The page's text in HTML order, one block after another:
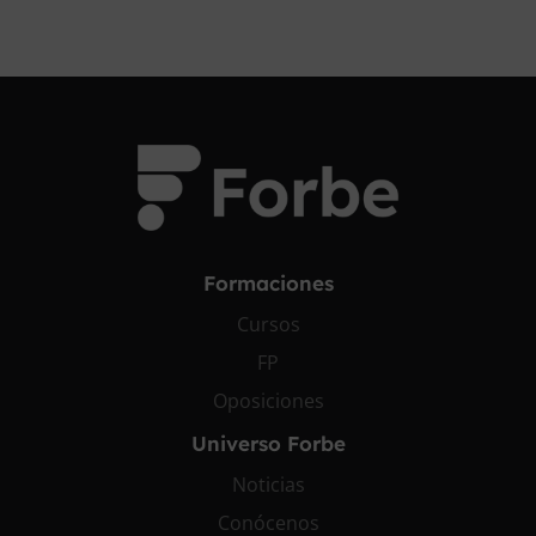
Formaciones
Cursos
FP
Oposiciones
Universo Forbe
Noticias
Conócenos